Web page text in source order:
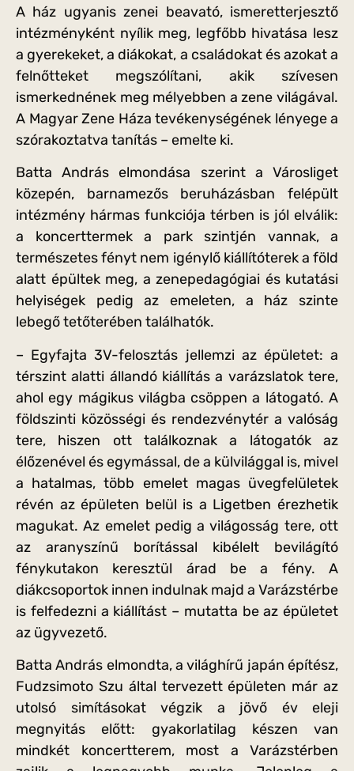
A ház ugyanis zenei beavató, ismeretterjesztő
intézményként nyílik meg, legfőbb hivatása lesz
a gyerekeket, a diákokat, a családokat és azokat a
felnőtteket megszólítani, akik szívesen
ismerkednének meg mélyebben a zene világával.
A Magyar Zene Háza tevékenységének lényege a
szórakoztatva tanítás – emelte ki.
Batta András elmondása szerint a Városliget
közepén, barnamezős beruházásban felépült
intézmény hármas funkciója térben is jól elválik:
a koncerttermek a park szintjén vannak, a
természetes fényt nem igénylő kiállítóterek a föld
alatt épültek meg, a zenepedagógiai és kutatási
helyiségek pedig az emeleten, a ház szinte
lebegő tetőterében találhatók.
– Egyfajta 3V-felosztás jellemzi az épületet: a
térszint alatti állandó kiállítás a varázslatok tere,
ahol egy mágikus világba csöppen a látogató. A
földszinti közösségi és rendezvénytér a valóság
tere, hiszen ott találkoznak a látogatók az
élőzenével és egymással, de a külvilággal is, mivel
a hatalmas, több emelet magas üvegfelületek
révén az épületen belül is a Ligetben érezhetik
magukat. Az emelet pedig a világosság tere, ott
az aranyszínű borítással kibélelt bevilágító
fénykutakon keresztül árad be a fény. A
diákcsoportok innen indulnak majd a Varázstérbe
is felfedezni a kiállítást – mutatta be az épületet
az ügyvezető.
Batta András elmondta, a világhírű japán építész,
Fudzsimoto Szu által tervezett épületen már az
utolsó simításokat végzik a jövő év eleji
megnyitás előtt: gyakorlatilag készen van
mindkét koncertterem, most a Varázstérben